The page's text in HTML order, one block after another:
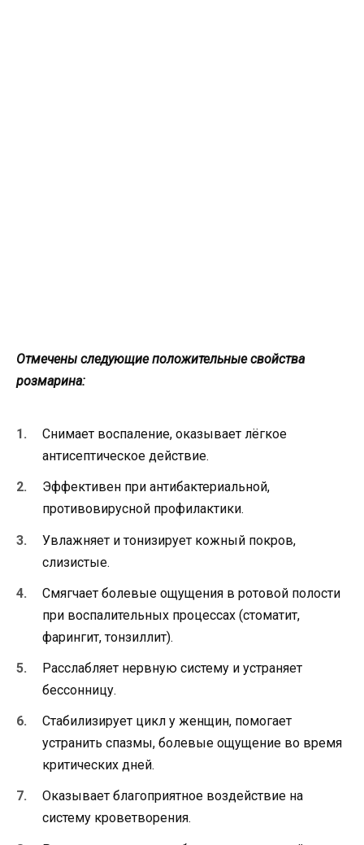
Отмечены следующие положительные свойства
розмарина:
Снимает воспаление, оказывает лёгкое
антисептическое действие.
Эффективен при антибактериальной,
противовирусной профилактики.
Увлажняет и тонизирует кожный покров,
слизистые.
Смягчает болевые ощущения в ротовой полости
при воспалительных процессах (стоматит,
фарингит, тонзиллит).
Расслабляет нервную систему и устраняет
бессонницу.
Стабилизирует цикл у женщин, помогает
устранить спазмы, болевые ощущение во время
критических дней.
Оказывает благоприятное воздействие на
систему кроветворения.